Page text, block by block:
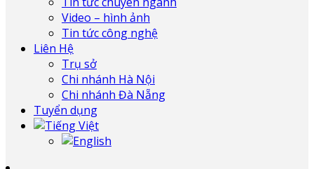
Video – hình ảnh
Tin tức công nghệ
Liên Hệ
Trụ sở
Chi nhánh Hà Nội
Chi nhánh Đà Nẵng
Tuyển dụng